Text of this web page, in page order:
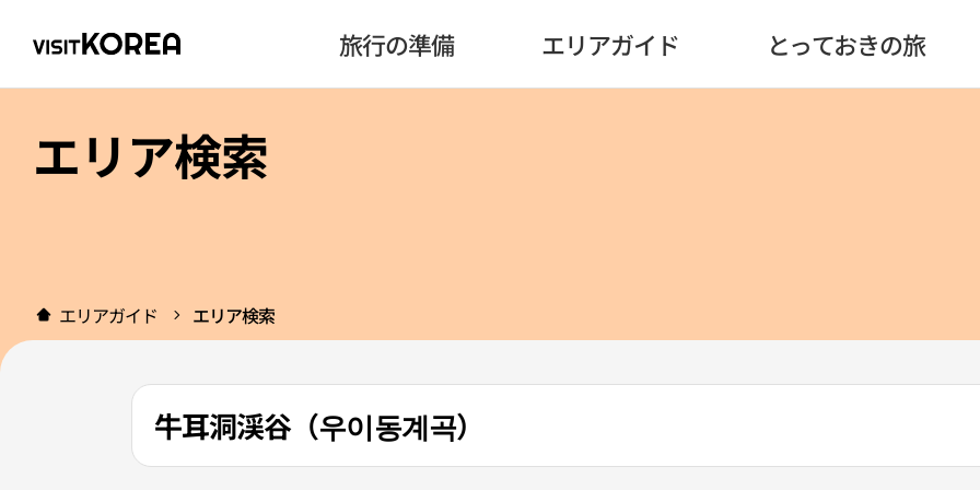
旅行の準備 エリアガイド とっておきの旅
エリア検索
エリアガイド エリア検索
牛耳洞渓谷（우이동계곡）